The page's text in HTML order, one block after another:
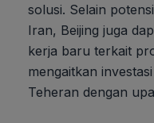
solusi. Selain
Iran, Beijing juga
kerja baru terkait
mengaitkan
Teheran dengan